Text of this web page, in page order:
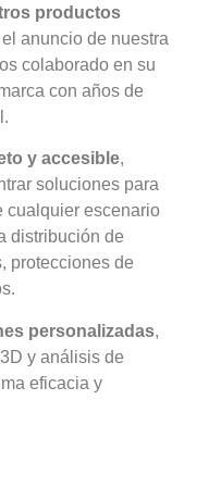
productos
anuncio de nuestra
colaborado en su
con años de
y accesible,
soluciones para
cualquier escenario
distribución de
protecciones de
personalizadas,
y análisis de
eficacia y